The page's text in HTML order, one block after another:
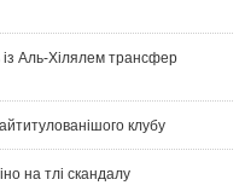
Аль-Хілялем трансфер
клубу
на тлі скандалу